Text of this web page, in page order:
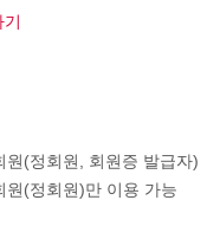
원(정회원, 회원증 발급자)
원(정회원)만 이용 가능